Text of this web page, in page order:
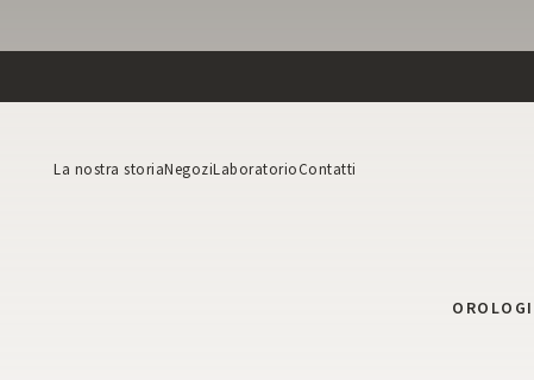
La nostra storiaNegoziLaboratorioContatti
OROLOGI